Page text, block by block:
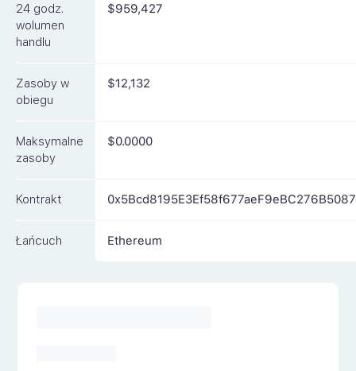
FAQ
24 godz.
wolumen
handlu
$959,427
Zasoby w
obiegu
$12,132
Maksymalne
zasoby
$0.0000
Kontrakt
Łańcuch Ethereum